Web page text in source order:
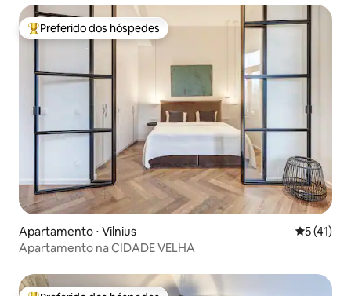
Entre os melhores preferidos dos hóspedes
Preferido dos hóspedes
Apartamento ⋅ Vilnius 5 de uma
5 (41)
Apartamento na CIDADE VELHA